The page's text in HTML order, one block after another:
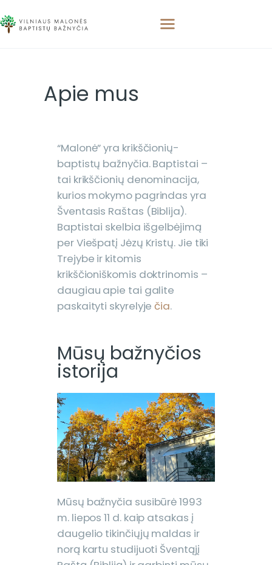
Apie mus
PAGRINDINIS
APIE MUS
PAMOKSLAI
RENGINIAI
KONTAKTAI
“Malonė” yra krikščionių-
baptistų bažnyčia. Baptistai –
tai krikščionių denominacija,
kurios mokymo pagrindas yra
Šventasis Raštas (Biblija).
Baptistai skelbia išgelbėjimą
per Viešpatį Jėzų Kristų. Jie tiki
Trejybe ir kitomis
krikščioniškomis doktrinomis –
daugiau apie tai galite
paskaityti skyrelyječia.
Mūsų bažnyčios
istorija
Mūsų bažnyčia susibūrė 1993
m. liepos 11 d. kaip atsakas į
daugelio tikinčiųjų maldas ir
norą kartu studijuoti Šventąjį